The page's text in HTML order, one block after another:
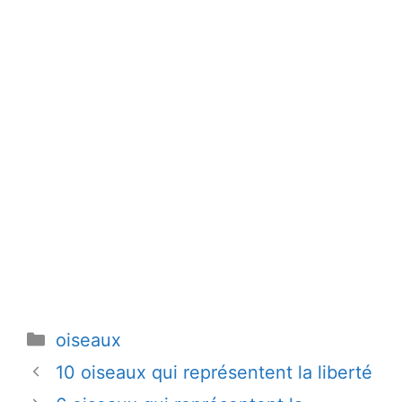
Catégories
oiseaux
10 oiseaux qui représentent la liberté